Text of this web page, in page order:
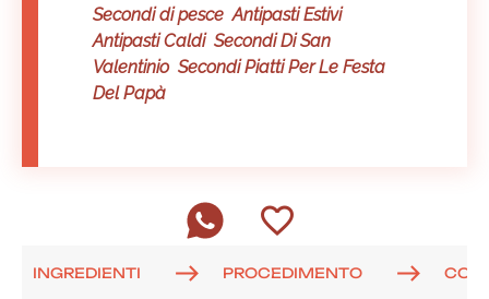
Secondi di pesce Antipasti Estivi
Antipasti Caldi Secondi Di San
Valentinio Secondi Piatti Per Le Festa
Del Papà
INGREDIENTI PROCEDIMENTO